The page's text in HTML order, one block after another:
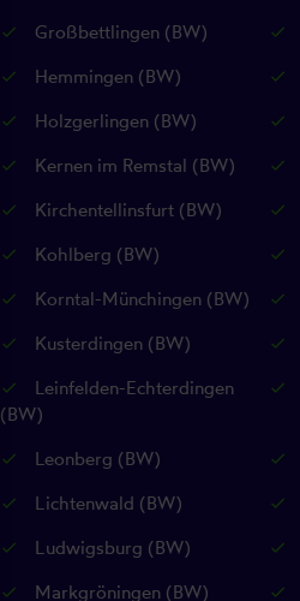
Großbettlingen (BW)
Hemmingen (BW)
Holzgerlingen (BW)
Kernen im Remstal (BW)
Kirchentellinsfurt (BW)
Kohlberg (BW)
Korntal-Münchingen (BW)
Kusterdingen (BW)
Leinfelden-Echterdingen
(BW)
Leonberg (BW)
Lichtenwald (BW)
Ludwigsburg (BW)
Markgröningen (BW)